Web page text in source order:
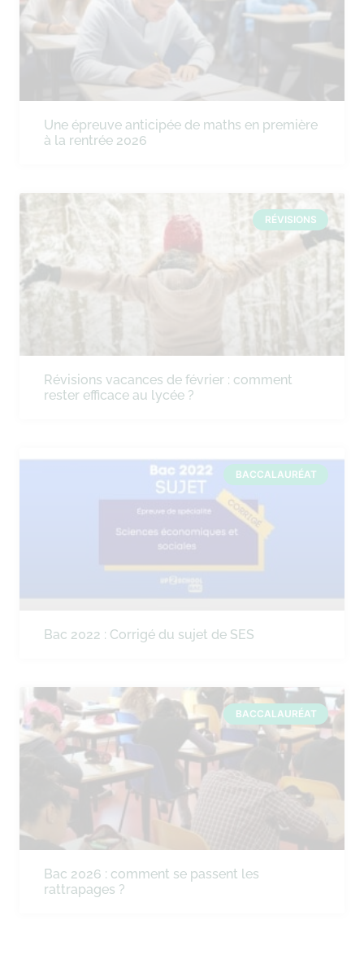
Une épreuve anticipée de maths en première
à la rentrée 2026
RÉVISIONS
Révisions vacances de février : comment
rester efficace au lycée ?
BACCALAURÉAT
Bac 2022 : Corrigé du sujet de SES
BACCALAURÉAT
Bac 2026 : comment se passent les
rattrapages ?